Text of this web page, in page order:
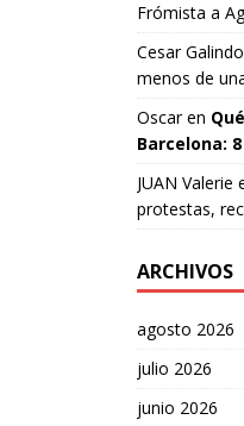
Frómista a
Cesar Galindo
menos de
Oscaren
Barcelona:
JUAN Valerie
protestas,
ARCHIVOS
agosto 2026
julio 2026
junio 2026